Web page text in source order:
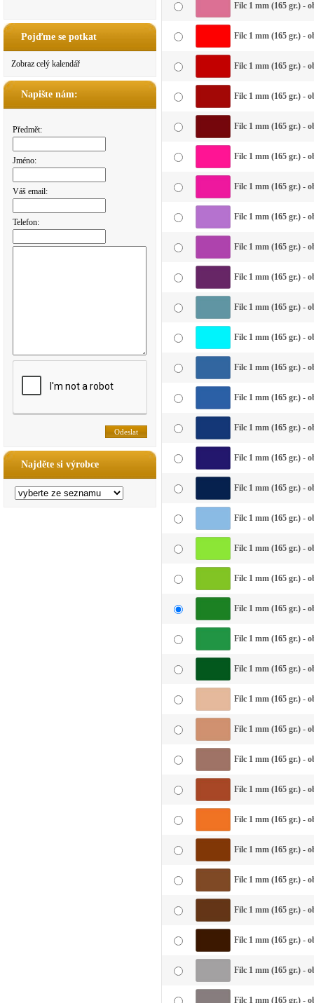
Pojďme se potkat
Zobraz celý kalendář
Napište nám:
Předmět:
Jméno:
Váš email:
Telefon:
Najděte si výrobce
Filc 1 mm (165 gr.) -
Filc 1 mm (165 gr.) -
Filc 1 mm (165 gr.) -
Filc 1 mm (165 gr.) -
Filc 1 mm (165 gr.) -
Filc 1 mm (165 gr.) -
Filc 1 mm (165 gr.) -
Filc 1 mm (165 gr.) -
Filc 1 mm (165 gr.) -
Filc 1 mm (165 gr.) -
Filc 1 mm (165 gr.) -
Filc 1 mm (165 gr.) -
Filc 1 mm (165 gr.) -
Filc 1 mm (165 gr.) -
Filc 1 mm (165 gr.) -
Filc 1 mm (165 gr.) -
Filc 1 mm (165 gr.) -
Filc 1 mm (165 gr.) -
Filc 1 mm (165 gr.) -
Filc 1 mm (165 gr.) -
Filc 1 mm (165 gr.) -
Filc 1 mm (165 gr.) -
Filc 1 mm (165 gr.) -
Filc 1 mm (165 gr.) -
Filc 1 mm (165 gr.) -
Filc 1 mm (165 gr.) -
Filc 1 mm (165 gr.) -
Filc 1 mm (165 gr.) -
Filc 1 mm (165 gr.) -
Filc 1 mm (165 gr.) -
Filc 1 mm (165 gr.) -
Filc 1 mm (165 gr.) -
Filc 1 mm (165 gr.) -
Filc 1 mm (165 gr.) -